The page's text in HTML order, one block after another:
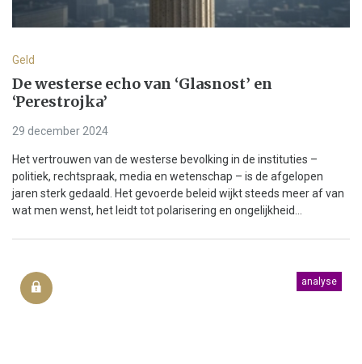
Geld
De westerse echo van ‘Glasnost’ en
‘Perestrojka’
29 december 2024
Het vertrouwen van de westerse bevolking in de instituties –
politiek, rechtspraak, media en wetenschap – is de afgelopen
jaren sterk gedaald. Het gevoerde beleid wijkt steeds meer af van
wat men wenst, het leidt tot polarisering en ongelijkheid...
analyse